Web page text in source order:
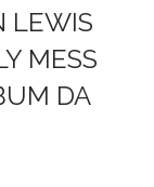
LEWIS
MESS
DA